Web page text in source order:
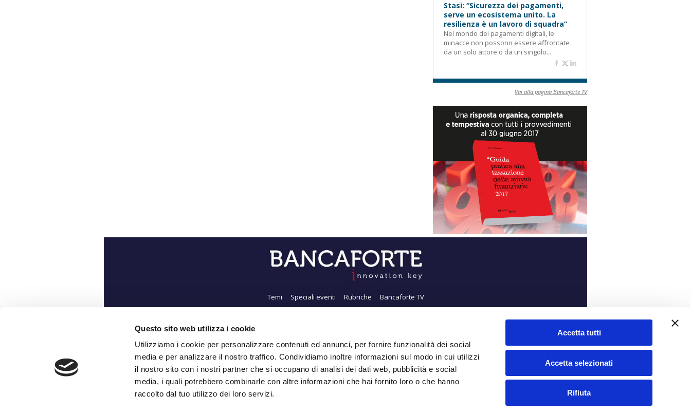
Questo sito web utilizza i cookie
Utilizziamo i cookie per personalizzare contenuti ed annunci, per fornire funzionalità dei social
media e per analizzare il nostro traffico. Condividiamo inoltre informazioni sul modo in cui utilizzi
il nostro sito con i nostri partner che si occupano di analisi dei dati web, pubblicità e social
media, i quali potrebbero combinarle con altre informazioni che hai fornito loro o che hanno
raccolto dal tuo utilizzo dei loro servizi.
Accetta tutti
Accetta selezionati
Rifiuta
Stasi: “Sicurezza dei pagamenti,
serve un ecosistema unito. La
resilienza è un lavoro di squadra”
Nel mondo dei pagamenti digitali, le
minacce non possono essere affrontate
da un solo attore o da un singolo...
Vai alla pagina Bancaforte TV
Temi Speciali eventi Rubriche Bancaforte TV
Chi siamo
Iscriviti alla Newsletter